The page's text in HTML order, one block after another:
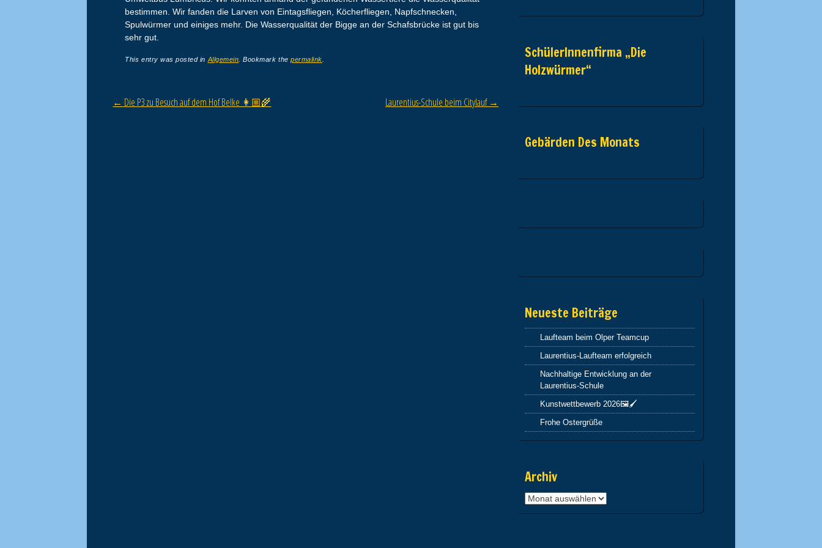
bestimmen. Wir fanden die Larven von Eintagsfliegen, Köcherfliegen, Napfschnecken,
Spulwürmer und einiges mehr. Die Wasserqualität der Bigge an der Schafsbrücke ist gut bis
sehr gut.
This entry was posted in Allgemein . Bookmark thepermalink
Post navigation
← Die P3 zu Besuch auf dem Hof Belke 👩🏼‍🌾 Laurentius-Schule beim Citylauf →
SchülerInnenfirma „Die
Holzwürmer“
Gebärden Des Monats
Neueste Beiträge
Laufteam beim Olper Teamcup
Laurentius-Laufteam erfolgreich
Nachhaltige Entwicklung an der
Laurentius-Schule
Kunstwettbewerb 2026🖼️🖌️
Frohe Ostergrüße
Archiv
Archiv